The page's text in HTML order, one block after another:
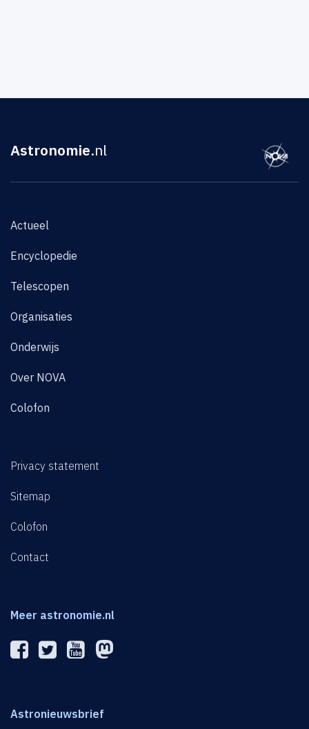
Astronomie.nl
Actueel
Encyclopedie
Telescopen
Organisaties
Onderwijs
Over NOVA
Colofon
Privacy statement
Sitemap
Colofon
Contact
Meer astronomie.nl
Astronieuwsbrief